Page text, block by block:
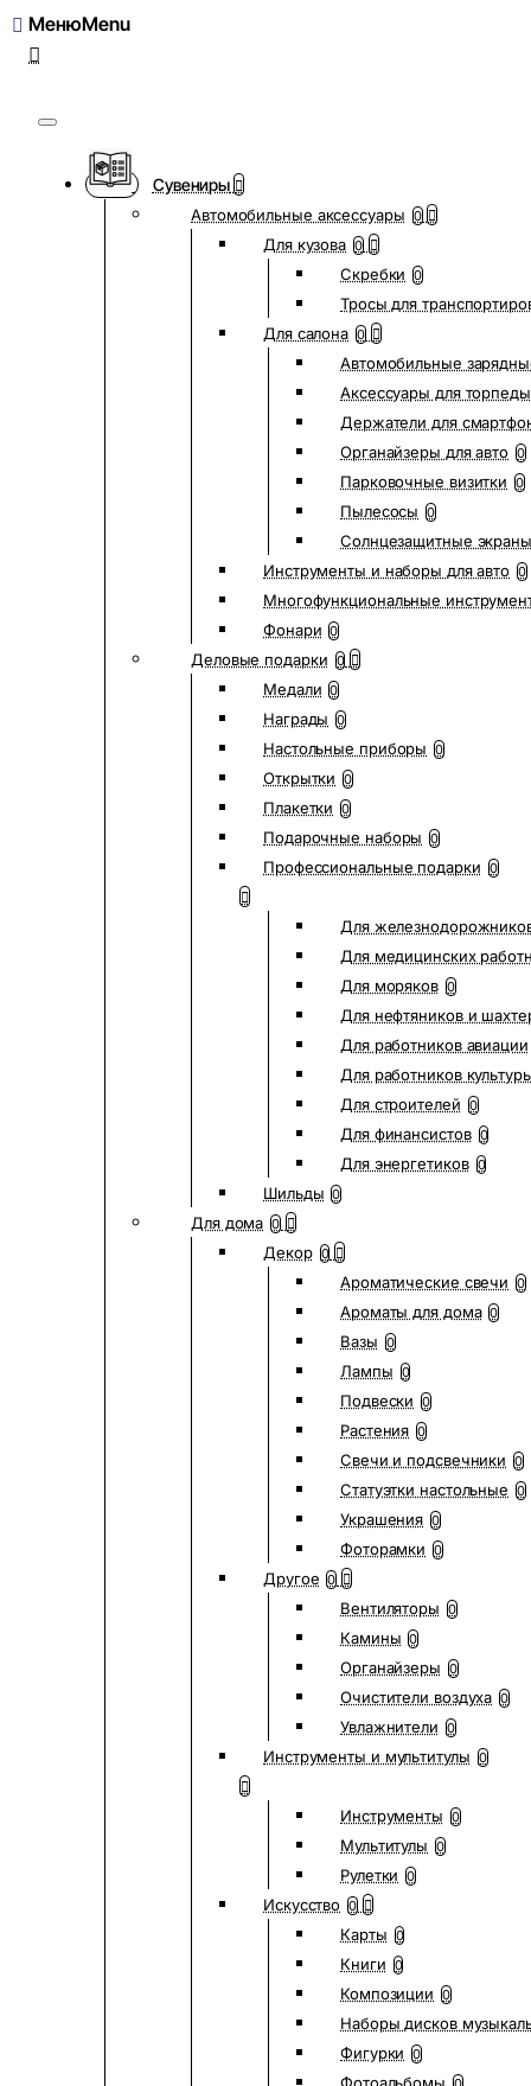
Меню
Сувениры
Автомобильные аксессуары 0
Для кузова 0
Скребки 0
Тросы для
Для салона 0
Автомобильные
Аксессуары для
Держатели для
Органайзеры для авто 0
Парковочные визитки 0
Пылесосы 0
Солнцезащитные экраны
Инструменты и наборы для авто 0
Многофункциональные
Фонари 0
Деловые подарки 0
Медали 0
Награды 0
Настольные приборы 0
Открытки 0
Плакетки 0
Подарочные наборы 0
Профессиональные подарки 0
Для
Для медицинских
Для моряков 0
Для нефтяников и
Для работников авиации
Для работников
Для строителей 0
Для финансистов 0
Для энергетиков 0
Шильды 0
Для дома 0
Декор 0
Ароматические свечи 0
Ароматы для дома 0
Вазы 0
Лампы 0
Подвески 0
Растения 0
Свечи и подсвечники 0
Статуэтки настольные 0
Украшения 0
Фоторамки 0
Другое 0
Вентиляторы 0
Камины 0
Органайзеры 0
Очистители воздуха 0
Увлажнители 0
Инструменты и мультитулы 0
Инструменты 0
Мультитулы 0
Рулетки 0
Искусство 0
Карты 0
Книги 0
Композиции 0
Наборы дисков
Фигурки 0